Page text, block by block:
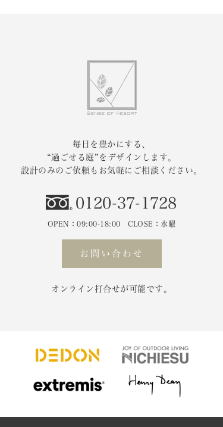
毎日を豊かにする、
“過ごせる庭”をデザインします。
設計のみのご依頼もお気軽にご相談ください。
0120-37-1728
OPEN：09:00-18:00 CLOSE：水曜
お問い合わせ
オンライン打合せが可能です。